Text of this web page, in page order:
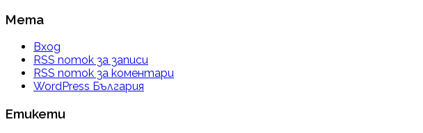
Мета
Вход
RSS поток за записи
RSS поток за коментари
WordPress България
Етикети